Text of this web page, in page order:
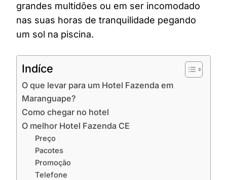
grandes multidões ou em ser incomodado
nas suas horas de tranquilidade pegando
um sol na piscina.
Indíce
O que levar para um Hotel Fazenda em
Maranguape?
Como chegar no hotel
O melhor Hotel Fazenda CE
Preço
Pacotes
Promoção
Telefone